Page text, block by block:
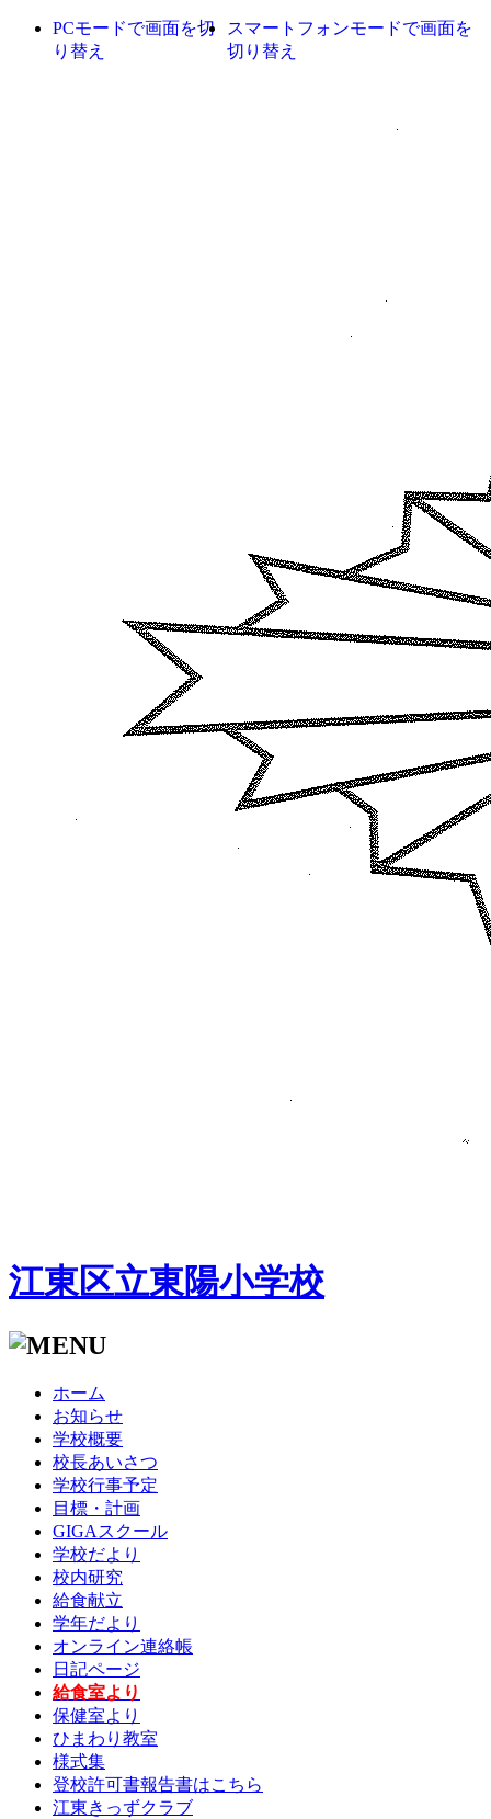
PCモードで画面を切
り替え
スマートフォンモードで画面を
切り替え
江東区立東陽小学校
ホーム
お知らせ
学校概要
校長あいさつ
学校行事予定
目標・計画
GIGAスクール
学校だより
校内研究
給食献立
学年だより
オンライン連絡帳
日記ページ
給食室より
保健室より
ひまわり教室
様式集
登校許可書報告書はこちら
江東きっずクラブ